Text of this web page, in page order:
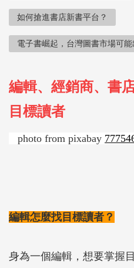
如何搶進書店新書平台？
電子書崛起，台灣圖書市場可能
編輯、經銷商、書
目標讀者
photo from pixabay
編輯怎麼找目標讀者？
身為一個編輯，想要掌握